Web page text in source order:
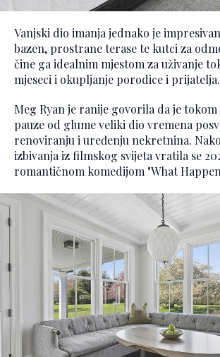
Vanjski dio imanja jednako je
bazen, prostrane terase te kutci za
čine ga idealnim mjestom za uživanje
mjeseci i okupljanje porodice i prijatelja.
Meg Ryan je ranije govorila da je
pauze od glume veliki dio vremena
renoviranju i uređenju nekretnina.
izbivanja iz filmskog svijeta vratila se
romantičnom komedijom "What